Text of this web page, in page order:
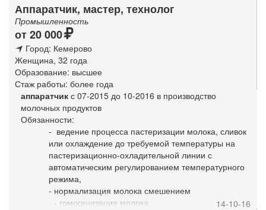
Аппаратчик, мастер, технолог
Промышленность
от 20 000
Город: Кемерово
Женщина, 32 года
Образование: высшее
Стаж работы: более года
аппаратчик с 07-2015 до 10-2016 в производство
молочных продуктов
Обязанности:
- ведение процесса пастеризации молока, сливок
или охлаждение до требуемой температуры на
пастеризационно-охладительной линии с
автоматическим регулированием температурного
режима,
- нормализация молока смешением
- гомогенизация молока
14-10-16